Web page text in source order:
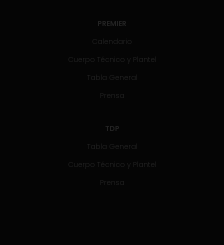
PREMIER
Calendario
Cuerpo Técnico y Plantel
Tabla General
Prensa
TDP
Tabla General
Cuerpo Técnico y Plantel
Prensa